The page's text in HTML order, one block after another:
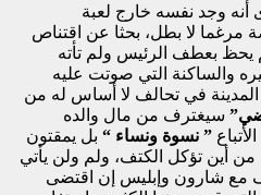
وجد نفسه خارج لعبة
مرغما لا بطل، بحثا عن اقتناص
يحظ بعطف الرئيس ولم تأته
والساكنة التي صوتت عليه
في تحالف لا أساس له من
سيغترف من مال والده
” نسوة ونساء “ بل يمقتون
أين تؤكل الكتف، ولم ولن يأتي
مع شارون وإبليس إن اقتضى